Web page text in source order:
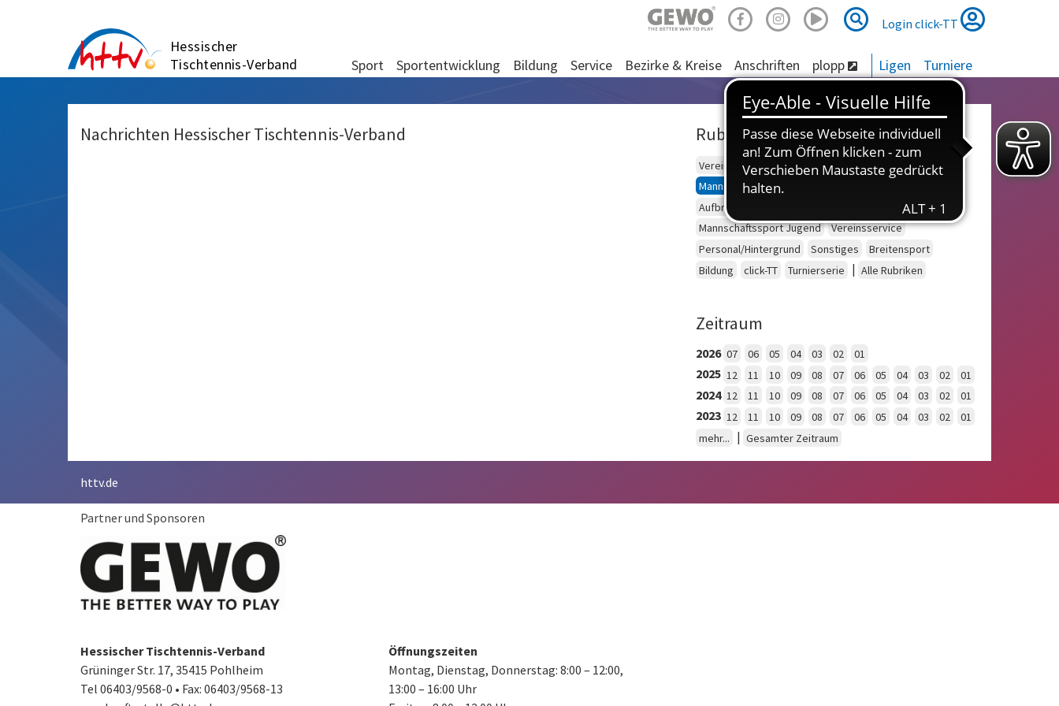
Hessischer
Tischtennis-Verband
Suche
Suche
Login click-TT
Sport Sportentwicklung Bildung Service Bezirke & Kreise Anschriften plopp Ligen Turniere
Nachrichten Hessischer Tischtennis-Verband Rubriken
Vereinsberatung Schulsport
Einzelsport Erwachsene
Mannschaftssport Erwachsene
Aufbruch
Mannschaftssport Jugend
Vereinsservice
Personal/Hintergrund
Sonstiges
Breitensport
Bildung
click-TT Turnierserie | Alle Rubriken
Zeitraum
2026 07 06 05 04 03 02 01
2025 12 11 10 09 08 07 06 05 04 03 02 01
2024 12 11 10 09 08 07 06 05 04 03 02 01
2023 12 11 10 09 08 07 06 05 04 03 02
01
mehr...
| Gesamter Zeitraum
httv.de
Partner und Sponsoren
Hessischer Tischtennis-Verband
Grüninger Str. 17, 35415 Pohlheim
Tel 06403/9568-0 • Fax: 06403/9568-13
Öffnungszeiten
Montag, Dienstag, Donnerstag: 8:00 – 12:00,
13:00 – 16:00 Uhr